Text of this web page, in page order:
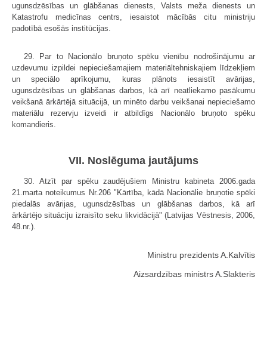
ugunsdzēsības un glābšanas dienests, Valsts meža dienests un
Katastrofu medicīnas centrs, iesaistot mācībās citu ministriju
padotībā esošās institūcijas.
29. Par to Nacionālo bruņoto spēku vienību nodrošinājumu ar
uzdevumu izpildei nepieciešamajiem materiāltehniskajiem līdzekļiem
un speciālo aprīkojumu, kuras plānots iesaistīt avārijas,
ugunsdzēsības un glābšanas darbos, kā arī neatliekamo pasākumu
veikšanā ārkārtējā situācijā, un minēto darbu veikšanai nepieciešamo
materiālu rezervju izveidi ir atbildīgs Nacionālo bruņoto spēku
komandieris.
VII. Noslēguma jautājums
30. Atzīt par spēku zaudējušiem Ministru kabineta 2006.gada
21.marta noteikumus Nr.206 "Kārtība, kādā Nacionālie bruņotie spēki
piedalās avārijas, ugunsdzēsības un glābšanas darbos, kā arī
ārkārtējo situāciju izraisīto seku likvidācijā" (Latvijas Vēstnesis, 2006,
48.nr.).
Ministru prezidents A.Kalvītis
Aizsardzības ministrs A.Slakteris